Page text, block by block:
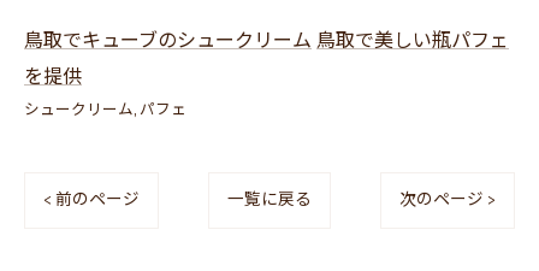
鳥取でキューブのシュークリーム鳥取で美しい瓶パフェ
を提供
シュークリーム パフェ
< 前のページ 一覧に戻る 次のページ >